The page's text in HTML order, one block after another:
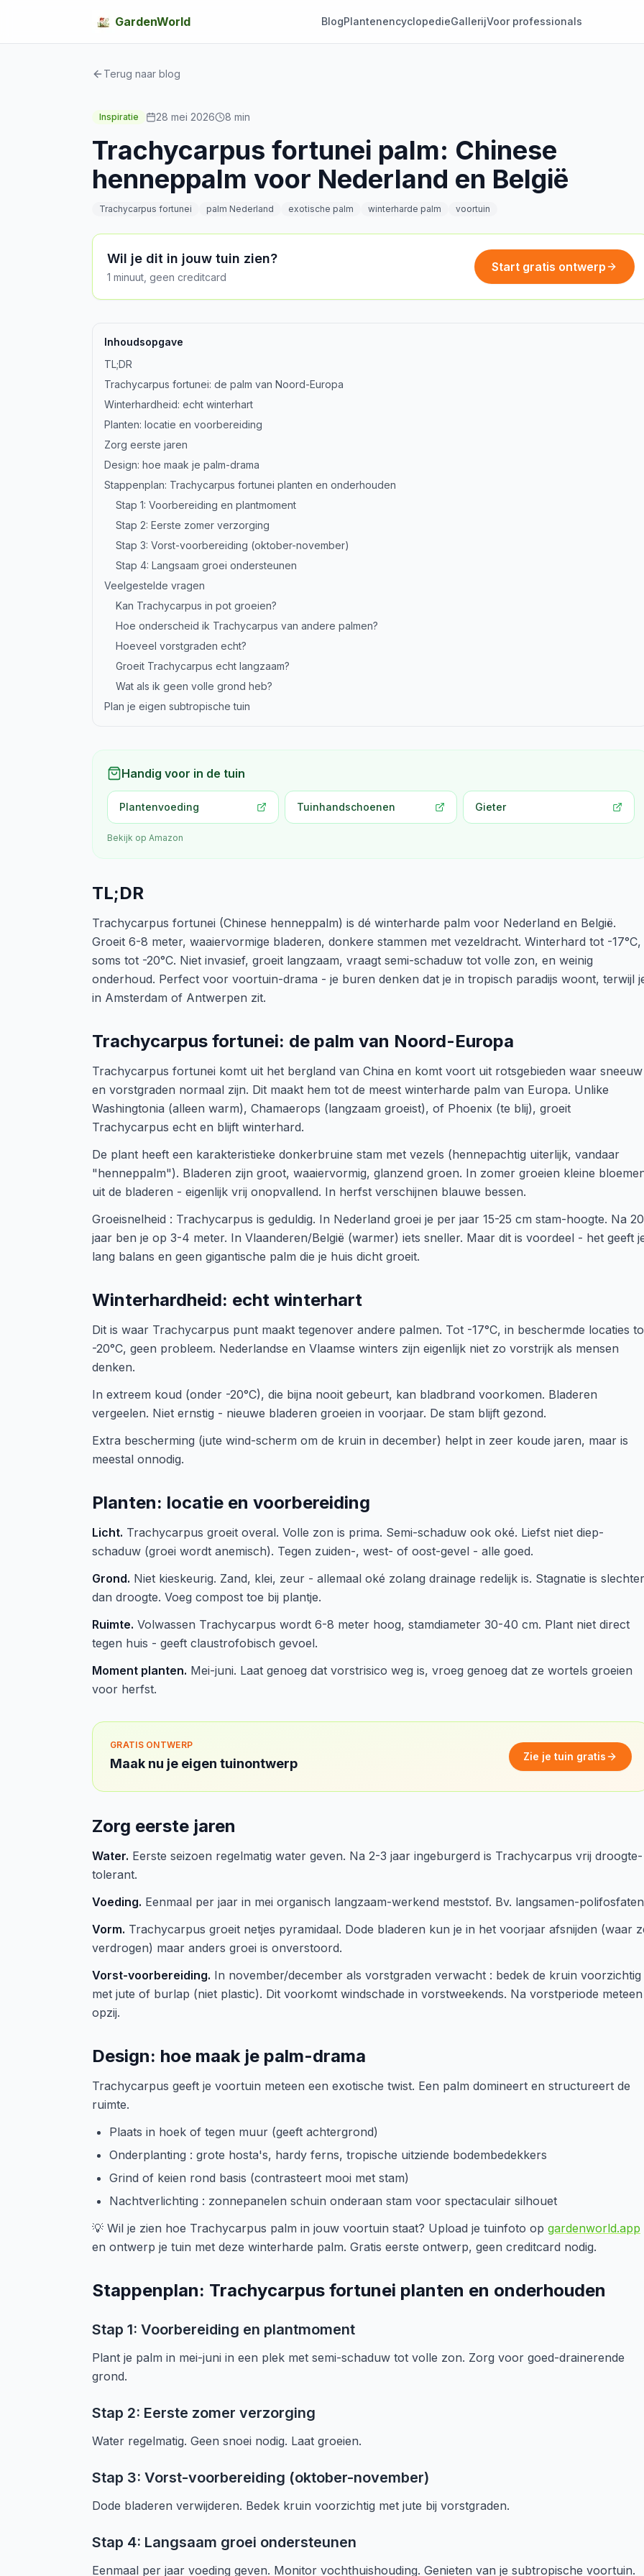
GardenWorld BlogPlantenencyclopedieGallerijVoor professionals
Terug naar blog
Inspiratie 28 mei 2026 8 min
Trachycarpus fortunei palm: Chinese
henneppalm voor Nederland en België
Trachycarpus fortunei palm Nederland exotische palm winterharde palm voortuin
Wil je dit in jouw tuin zien?
1 minuut, geen creditcard
Start gratis ontwerp
Inhoudsopgave
TL;DR
Trachycarpus fortunei: de palm van Noord-Europa
Winterhardheid: echt winterhart
Planten: locatie en voorbereiding
Zorg eerste jaren
Design: hoe maak je palm-drama
Stappenplan: Trachycarpus fortunei planten en onderhouden
Stap 1: Voorbereiding en plantmoment
Stap 2: Eerste zomer verzorging
Stap 3: Vorst-voorbereiding (oktober-november)
Stap 4: Langsaam groei ondersteunen
Veelgestelde vragen
Kan Trachycarpus in pot groeien?
Hoe onderscheid ik Trachycarpus van andere palmen?
Hoeveel vorstgraden echt?
Groeit Trachycarpus echt langzaam?
Wat als ik geen volle grond heb?
Plan je eigen subtropische tuin
Handig voor in de tuin
Plantenvoeding Tuinhandschoenen Gieter
Bekijk op Amazon
TL;DR
Trachycarpus fortunei (Chinese henneppalm) is dé winterharde palm voor Nederland en België.
Groeit 6-8 meter, waaiervormige bladeren, donkere stammen met vezeldracht. Winterhard tot -17°C,
soms tot -20°C. Niet invasief, groeit langzaam, vraagt semi-schaduw tot volle zon, en weinig
onderhoud. Perfect voor voortuin-drama - je buren denken dat je in tropisch paradijs woont, terwijl
in Amsterdam of Antwerpen zit.
Trachycarpus fortunei: de palm van Noord-Europa
Trachycarpus fortunei komt uit het bergland van China en komt voort uit rotsgebieden waar sneeuw
en vorstgraden normaal zijn. Dit maakt hem tot de meest winterharde palm van Europa. Unlike
Washingtonia (alleen warm), Chamaerops (langzaam groeist), of Phoenix (te blij), groeit
Trachycarpus echt en blijft winterhard.
De plant heeft een karakteristieke donkerbruine stam met vezels (hennepachtig uiterlijk, vandaar
"henneppalm"). Bladeren zijn groot, waaiervormig, glanzend groen. In zomer groeien kleine
uit de bladeren - eigenlijk vrij onopvallend. In herfst verschijnen blauwe bessen.
Groeisnelheid : Trachycarpus is geduldig. In Nederland groei je per jaar 15-25 cm stam-hoogte. Na 20
jaar ben je op 3-4 meter. In Vlaanderen/België (warmer) iets sneller. Maar dit is voordeel - het geeft
lang balans en geen gigantische palm die je huis dicht groeit.
Winterhardheid: echt winterhart
Dit is waar Trachycarpus punt maakt tegenover andere palmen. Tot -17°C, in beschermde locaties
-20°C, geen probleem. Nederlandse en Vlaamse winters zijn eigenlijk niet zo vorstrijk als mensen
denken.
In extreem koud (onder -20°C), die bijna nooit gebeurt, kan bladbrand voorkomen. Bladeren
vergeelen. Niet ernstig - nieuwe bladeren groeien in voorjaar. De stam blijft gezond.
Extra bescherming (jute wind-scherm om de kruin in december) helpt in zeer koude jaren, maar is
meestal onnodig.
Planten: locatie en voorbereiding
Licht. Trachycarpus groeit overal. Volle zon is prima. Semi-schaduw ook oké. Liefst niet diep-
schaduw (groei wordt anemisch). Tegen zuiden-, west- of oost-gevel - alle goed.
Grond. Niet kieskeurig. Zand, klei, zeur - allemaal oké zolang drainage redelijk is. Stagnatie is slechter
dan droogte. Voeg compost toe bij plantje.
Ruimte. Volwassen Trachycarpus wordt 6-8 meter hoog, stamdiameter 30-40 cm. Plant niet direct
tegen huis - geeft claustrofobisch gevoel.
Moment planten. Mei-juni. Laat genoeg dat vorstrisico weg is, vroeg genoeg dat ze wortels groeien
voor herfst.
GRATIS ONTWERP
Maak nu je eigen tuinontwerp Zie je tuin gratis
Zorg eerste jaren
Water. Eerste seizoen regelmatig water geven. Na 2-3 jaar ingeburgerd is Trachycarpus vrij droogte-
tolerant.
Voeding. Eenmaal per jaar in mei organisch langzaam-werkend meststof. Bv. langsamen-
Vorm. Trachycarpus groeit netjes pyramidaal. Dode bladeren kun je in het voorjaar afsnijden (waar
verdrogen) maar anders groei is onverstoord.
Vorst-voorbereiding. In november/december als vorstgraden verwacht : bedek de kruin voorzichtig
met jute of burlap (niet plastic). Dit voorkomt windschade in vorstweekends. Na vorstperiode meteen
opzij.
Design: hoe maak je palm-drama
Trachycarpus geeft je voortuin meteen een exotische twist. Een palm domineert en structureert de
ruimte.
Plaats in hoek of tegen muur (geeft achtergrond)
Onderplanting : grote hosta's, hardy ferns, tropische uitziende bodembedekkers
Grind of keien rond basis (contrasteert mooi met stam)
Nachtverlichting : zonnepanelen schuin onderaan stam voor spectaculair silhouet
💡 Wil je zien hoe Trachycarpus palm in jouw voortuin staat? Upload je tuinfoto op gardenworld.app
en ontwerp je tuin met deze winterharde palm. Gratis eerste ontwerp, geen creditcard nodig.
Stappenplan: Trachycarpus fortunei planten en onderhouden
Stap 1: Voorbereiding en plantmoment
Plant je palm in mei-juni in een plek met semi-schaduw tot volle zon. Zorg voor goed-drainerende
grond.
Stap 2: Eerste zomer verzorging
Water regelmatig. Geen snoei nodig. Laat groeien.
Stap 3: Vorst-voorbereiding (oktober-november)
Dode bladeren verwijderen. Bedek kruin voorzichtig met jute bij vorstgraden.
Stap 4: Langsaam groei ondersteunen
Eenmaal per jaar voeding geven. Monitor vochthuishouding. Genieten van je subtropische voortuin.